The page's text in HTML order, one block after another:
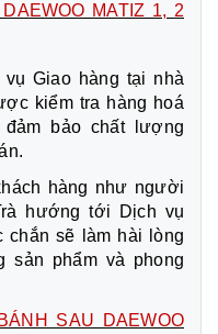
MATIZ 1, 2
Giao hàng tại nhà
kiểm tra hàng hoá
bảo chất lượng
hàng như người
hướng tới Dịch vụ
chắn sẽ làm hài lòng
sản phẩm và phong
SAU DAEWOO